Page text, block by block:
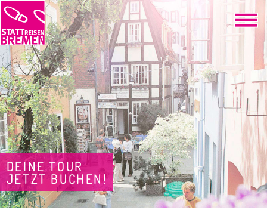
DEINE TOUR
JETZT BUCHEN!